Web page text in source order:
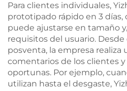
Para clientes individuales,
prototipado rápido en 3
puede ajustarse en tamaño
requisitos del usuario.
posventa, la empresa
comentarios de los clientes
oportunas. Por ejemplo,
utilizan hasta el desgaste,